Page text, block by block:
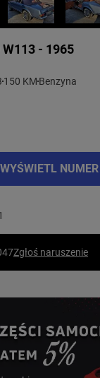
- 1965
150 KM Benzyna
WYŚWIETL NUMER
Zgłoś naruszenie